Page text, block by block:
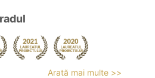
Arată mai multe >>